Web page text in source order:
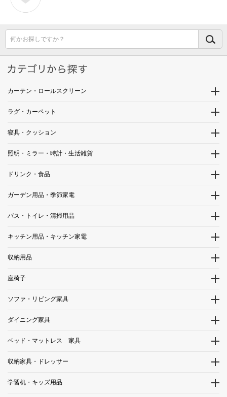
何かお探しですか？
カーテン・ロールスクリーン
ラグ・カーペット
寝具・クッション
照明・ミラー・時計・生活雑貨
ドリンク・食品
ガーデン用品・季節家電
バス・トイレ・清掃用品
キッチン用品・キッチン家電
収納用品
座椅子
ソファ・リビング家具
ダイニング家具
ベッド・マットレス 家具
収納家具・ドレッサー
学習机・キッズ用品